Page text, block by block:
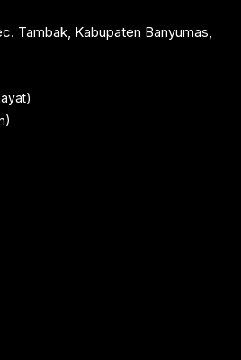
Tambak, Kabupaten Banyumas,